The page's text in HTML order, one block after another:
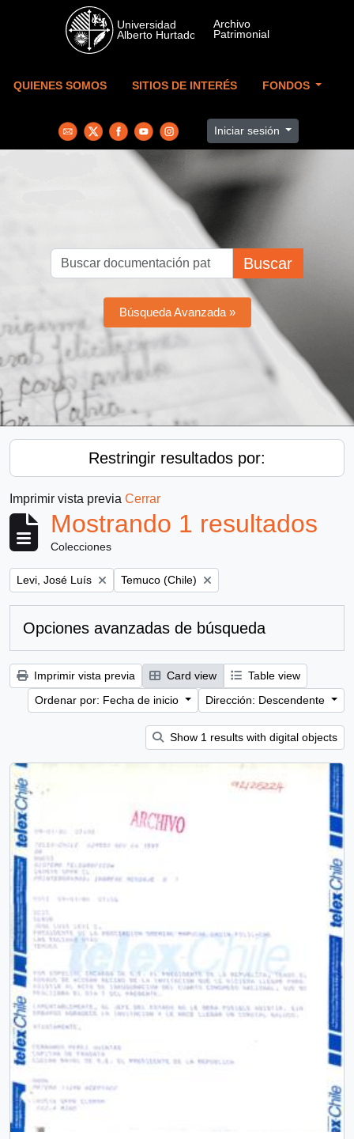
Skip to main content
QUIENES SOMOS SITIOS DE INTERÉS FONDOS
Iniciar sesión
Buscar
Búsqueda Avanzada »
Restringir resultados por:
Imprimir vista previa Cerrar
Mostrando 1 resultados
Colecciones
Remove filter:
Levi, José Luís Remove filter:
Temuco (Chile)
Opciones avanzadas de búsqueda
Imprimir vista previa Card view
Table view
Ordenar por: Fecha de inicio
Dirección: Descendente
Show 1 results with digital objects